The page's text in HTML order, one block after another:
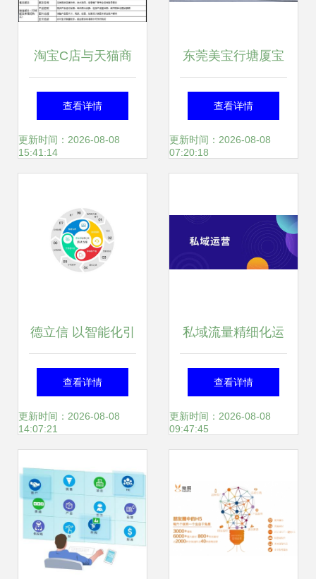
淘宝C店与天猫商
城全套设计运营套
餐解析 北京宏妍昌
之道
查看详情
更新时间：2026-08-08
15:41:14
东莞美宝行塘厦宝
马4S中心顺利通过
厂家验收，正式投
查看详情
更新时间：2026-08-08
07:20:18
德立信 以智能化引
领垃圾分类运营新
模式
查看详情
更新时间：2026-08-08
14:07:21
私域流量精细化运
营 客户分层是关键
查看详情
更新时间：2026-08-08
09:47:45